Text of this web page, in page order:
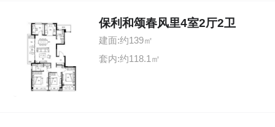
保利和颂春风里4室2厅2卫
建面:约139㎡
套内:约118.1㎡